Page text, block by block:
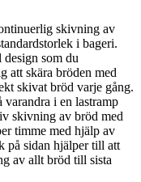
skivning av
i bageri.
som du
att skära bröden med
skivat bröd varje gång.
varandra i en lastramp
skivning av bröd med
timme med hjälp av
på sidan hjälper till att
av allt bröd till sista